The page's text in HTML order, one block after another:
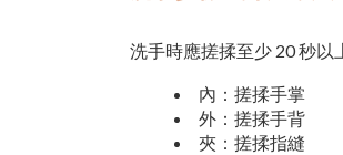
洗手時應搓揉至少 20 秒以
內：搓揉手掌
外：搓揉手背
夾：搓揉指縫